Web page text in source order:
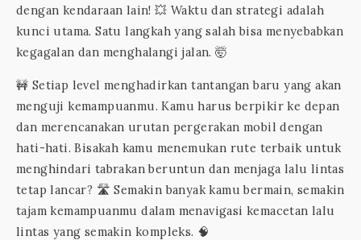
dengan kendaraan lain! 💥 Waktu dan strategi adalah
kunci utama. Satu langkah yang salah bisa menyebabkan
kegagalan dan menghalangi jalan. 🤯
🚧 Setiap level menghadirkan tantangan baru yang akan
menguji kemampuanmu. Kamu harus berpikir ke depan
dan merencanakan urutan pergerakan mobil dengan
hati-hati. Bisakah kamu menemukan rute terbaik untuk
menghindari tabrakan beruntun dan menjaga lalu lintas
tetap lancar? 🛣️ Semakin banyak kamu bermain, semakin
tajam kemampuanmu dalam menavigasi kemacetan lalu
lintas yang semakin kompleks. 🧠